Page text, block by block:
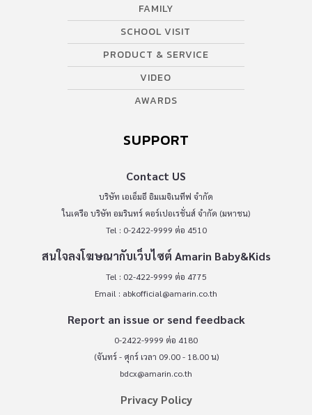
FAMILY
SCHOOL VISIT
PRODUCT & SERVICE
VIDEO
AWARDS
SUPPORT
Contact US
บริษัท เอเอ็มอี อิมเมจิเนทีฟ จำกัด
ในเครือ บริษัท อมรินทร์ คอร์เปอเรชั่นส์ จำกัด (มหาชน)
Tel : 0-2422-9999 ต่อ 4510
สนใจลงโฆษณากับเว็บไซต์ Amarin Baby&Kids
Tel : 02-422-9999 ต่อ 4775
Email : abkofficial@amarin.co.th
Report an issue or send feedback
0-2422-9999 ต่อ 4180
(จันทร์ - ศุกร์ เวลา 09.00 - 18.00 น)
bdcx@amarin.co.th
Privacy Policy